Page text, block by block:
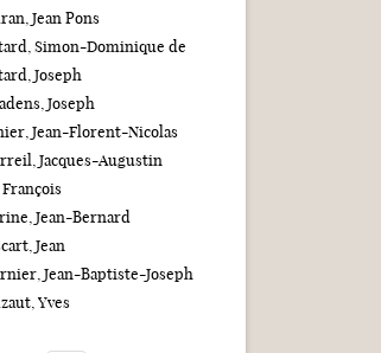
Jean Pons
Simon-Dominique de
Joseph
Joseph
Jean-Florent-Nicolas
Jacques-Augustin
François
Jean-Bernard
Jean
Jean-Baptiste-Joseph
Yves